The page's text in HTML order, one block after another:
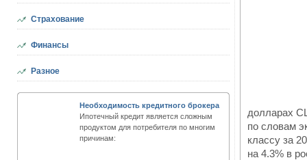
Страхование
Финансы
Разное
Необходимость кредитного брокера
Ипотечный кредит является сложным
продуктом для потребителя по многим
причинам:
долларах
по словам
классу за
на 4.3% в